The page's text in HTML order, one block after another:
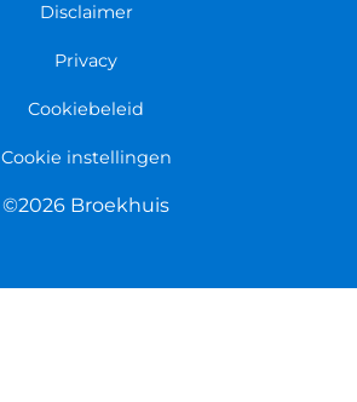
Disclaimer
Privacy
Cookiebeleid
Cookie instellingen
©2026 Broekhuis